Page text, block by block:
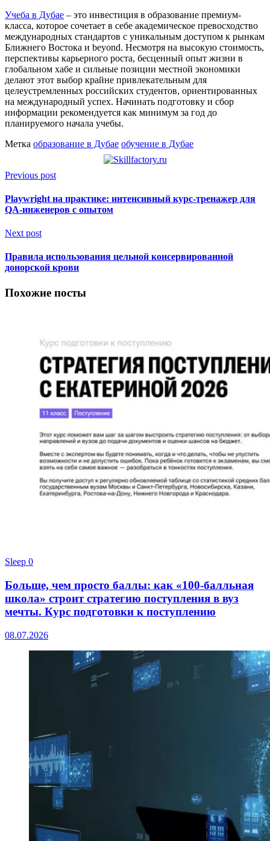
Учеба в Дубае – это инвестиция в образование премиум-
класса, которое сочетает в себе академическое превосходство
международных стандартов с уникальным доступом к рынкам
Ближнего Востока и beyond. Несмотря на высокую стоимость,
перспективы карьерного роста, бесценный опыт жизни в
глобальном хабе и сильные позиции местной экономики
делают этот выбор крайне привлекательным для
целеустремленных российских студентов, ориентированных
на международный успех. Начинать подготовку и сбор
информации рекомендуется как минимум за год до
планируемого начала учебы.
Метка образование в Дубае обучение в Дубае
Previous post
Playwright на практике: интенсивный курс-тренажер для
QA-инженеров с опытом
Next post
Правила использования цельной консервированной
донорской крови
Похожие посты
Sleep 0
Больше, чем просто баллы: как «100-балльная
школа» строит стратегию поступления в вуз
мечты. Курс подготовки к поступлению
08.07.2026